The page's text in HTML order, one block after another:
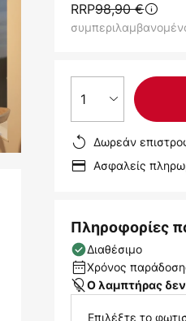
RRP98,90 €
1
Δωρεάν
Ασφαλείς
Πληροφορίες
Διαθέσιμο
Χρόνος
Ο λαμπτήρας
Επιλέξτε το